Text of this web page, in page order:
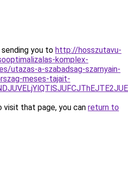
you to http://hosszutavu-
komplex-
utazas-a-szabadsag-szarnyain-
meses-tajait-
that page, you can return to